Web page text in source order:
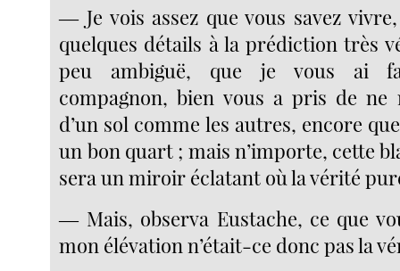
― Je vois assez que vous savez
quelques détails à la prédiction très
peu ambiguë, que je vous ai
compagnon, bien vous a pris de
d’un sol comme les autres, encore
un bon quart ; mais n’importe, cette
sera un miroir éclatant où la vérité
― Mais, observa Eustache, ce que
mon élévation n’était-ce donc pas la